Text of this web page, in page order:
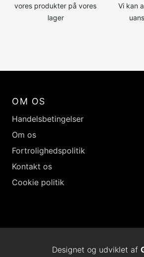
vores produkter på vores
lager
Vi kan
OM OS
Handelsbetingelser
Om os
Fortrolighedspolitik
Kontakt os
Cookie politik
Designet og udviklet af